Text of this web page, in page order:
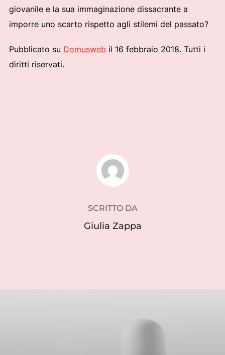
giovanile e la sua immaginazione dissacrante a
imporre uno scarto rispetto agli stilemi del passato?
Pubblicato su Domusweb il 16 febbraio 2018. Tutti i
diritti riservati.
AUTORE DELL'ARTICOLO
SCRITTO DA
Giulia Zappa